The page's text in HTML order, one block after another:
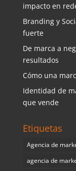
impacto en
Branding y
fuerte
De marca a
resultados
Cómo una
Identidad de
que vende
Etiquetas
Agencia de
agencia de